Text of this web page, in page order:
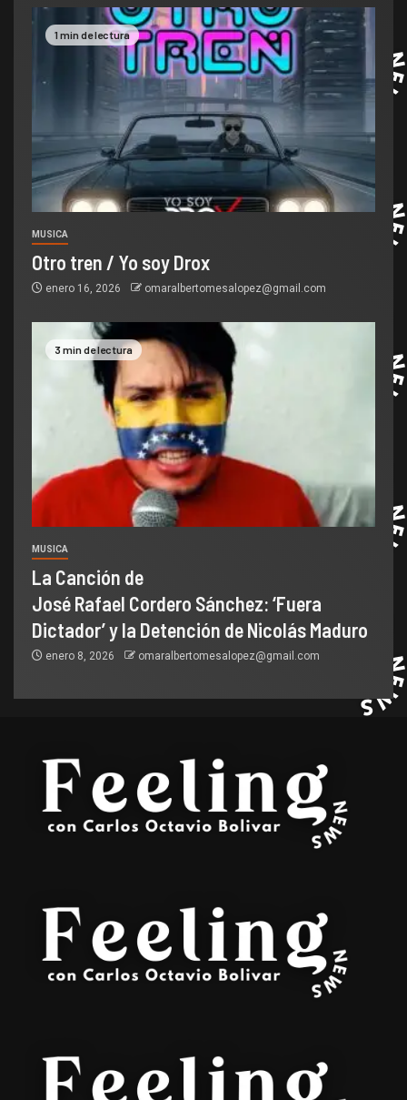
1 min de lectura
MUSICA
Otro tren / Yo soy Drox
enero 16, 2026 omaralbertomesalopez@gmail.com
3 min de lectura
MUSICA
La Canción de
José Rafael Cordero Sánchez: ‘Fuera
Dictador’ y la Detención de Nicolás Maduro
enero 8, 2026 omaralbertomesalopez@gmail.com